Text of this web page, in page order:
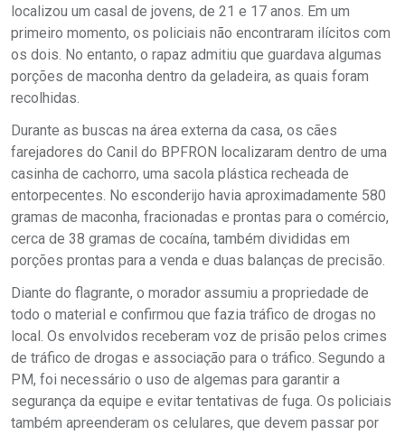
localizou um casal de jovens, de 21 e 17 anos. Em um
primeiro momento, os policiais não encontraram ilícitos com
os dois. No entanto, o rapaz admitiu que guardava algumas
porções de maconha dentro da geladeira, as quais foram
recolhidas.
Durante as buscas na área externa da casa, os cães
farejadores do Canil do BPFRON localizaram dentro de uma
casinha de cachorro, uma sacola plástica recheada de
entorpecentes. No esconderijo havia aproximadamente 580
gramas de maconha, fracionadas e prontas para o comércio,
cerca de 38 gramas de cocaína, também divididas em
porções prontas para a venda e duas balanças de precisão.
Diante do flagrante, o morador assumiu a propriedade de
todo o material e confirmou que fazia tráfico de drogas no
local. Os envolvidos receberam voz de prisão pelos crimes
de tráfico de drogas e associação para o tráfico. Segundo a
PM, foi necessário o uso de algemas para garantir a
segurança da equipe e evitar tentativas de fuga. Os policiais
também apreenderam os celulares, que devem passar por